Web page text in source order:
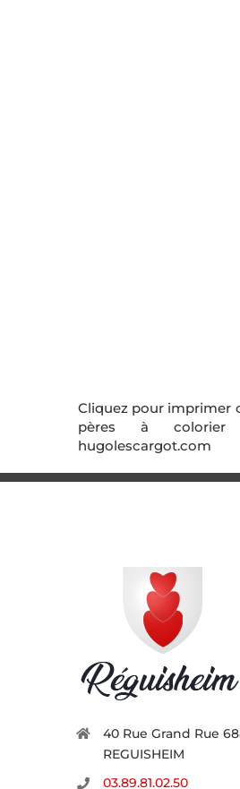
Cliquez pour imprimer
pères à
hugolescargot.com
40 Rue Grand Rue
REGUISHEIM
03.89.81.02.50